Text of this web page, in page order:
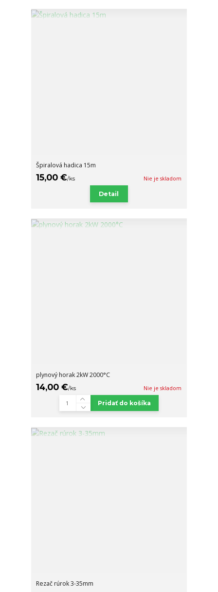
Špiralová hadica 15m
15,00 €/ks Nie je skladom
Detail
plynový horak 2kW 2000°C
14,00 €/ks Nie je skladom
Pridať do košíka
Rezač rúrok 3-35mm